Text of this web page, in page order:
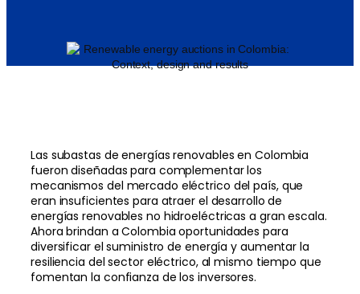
Las subastas de energías renovables en Colombia
fueron diseñadas para complementar los
mecanismos del mercado eléctrico del país, que
eran insuficientes para atraer el desarrollo de
energías renovables no hidroeléctricas a gran escala.
Ahora brindan a Colombia oportunidades para
diversificar el suministro de energía y aumentar la
resiliencia del sector eléctrico, al mismo tiempo que
fomentan la confianza de los inversores.